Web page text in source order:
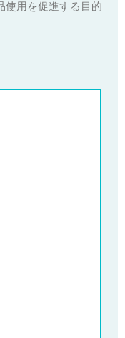
使用を促進する目的